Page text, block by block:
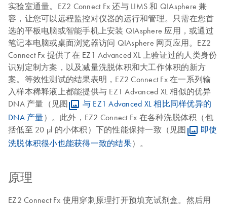
实验室通量。EZ2 Connect Fx 还与 LIMS 和 QIAsphere 兼
容，让您可以远程监控对仪器的运行和管理。只需在您首
选的平板电脑或智能手机上安装 QIAsphere 应用，或通过
笔记本电脑或桌面浏览器访问 QIAsphere 网页应用。EZ2
Connect Fx 提供了在 EZ1 Advanced XL 上验证过的人类身份
识别定制方案，以及减量洗脱体积和大工作体积的新方
案。等效性测试的结果表明，EZ2 Connect Fx 在一系列输
入样本稀释液上都能提供与 EZ1 Advanced XL 相似的优异
DNA 产量（见图
与 EZ1 Advanced XL 相比同样优异的
DNA 产量）。此外，EZ2 Connect Fx 在各种洗脱体积（包
括低至 20 µl 的小体积）下的性能保持一致（见图
即使
洗脱体积很小也能获得一致的结果）。
原理
EZ2 Connect Fx 使用穿刺原理打开预填充试剂盒。然后用